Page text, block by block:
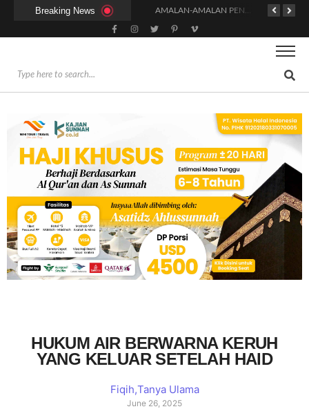
Breaking News
HUKUM AIR BERWARNA KERUH
YANG KELUAR SETELAH HAID
Fiqih,Tanya Ulama
June 26, 2025